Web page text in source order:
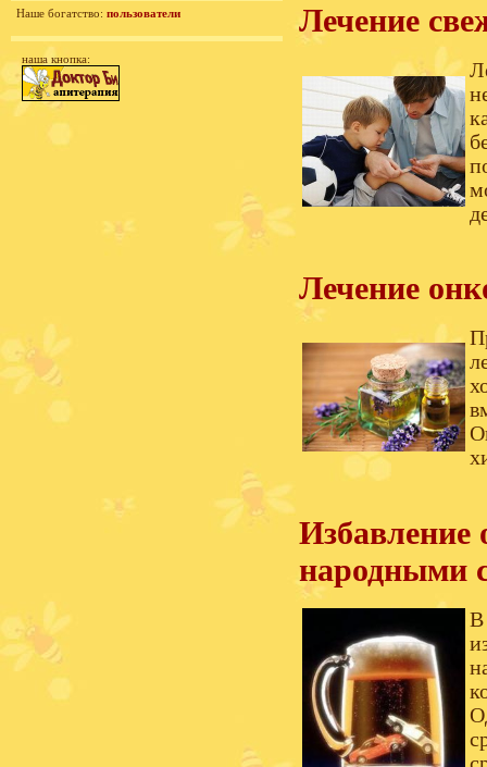
Наше богатство: пользователи
наша кнопка:
Лечение
Лечение
Избавление
народными
В